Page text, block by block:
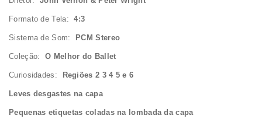
Formato de Tela:4:3
Sistema de Som: PCM Stereo
Coleção: O Melhor do Ballet
Curiosidades: Regiões 2 3 4 5 e 6
Leves desgastes na capa
Pequenas etiquetas coladas na lombada da capa